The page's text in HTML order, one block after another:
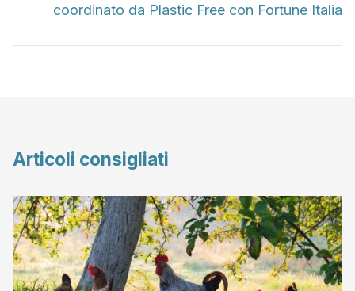
coordinato da Plastic Free con Fortune Italia
Articoli consigliati